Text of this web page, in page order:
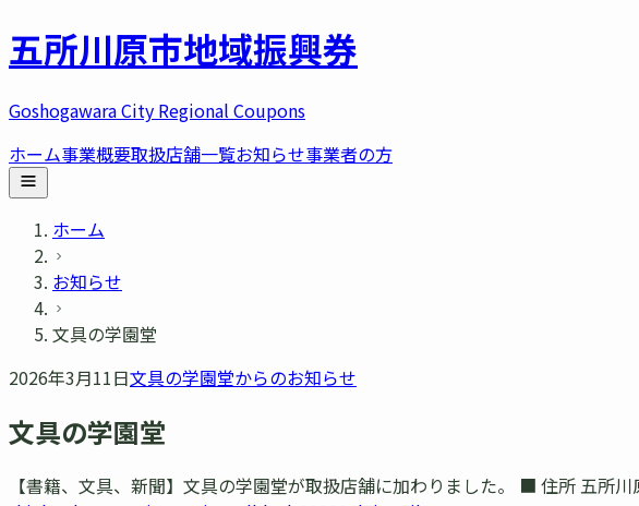
五所川原市地域振興券
Goshogawara City Regional Coupons
ホーム事業概要取扱店舗一覧お知らせ事業者の方
ホーム
お知らせ
文具の学園堂
2026年3月11日文具の学園堂からのお知らせ
文具の学園堂
【書籍、文具、新聞】文具の学園堂が取扱店舗に加わりました。 ■ 住所 五